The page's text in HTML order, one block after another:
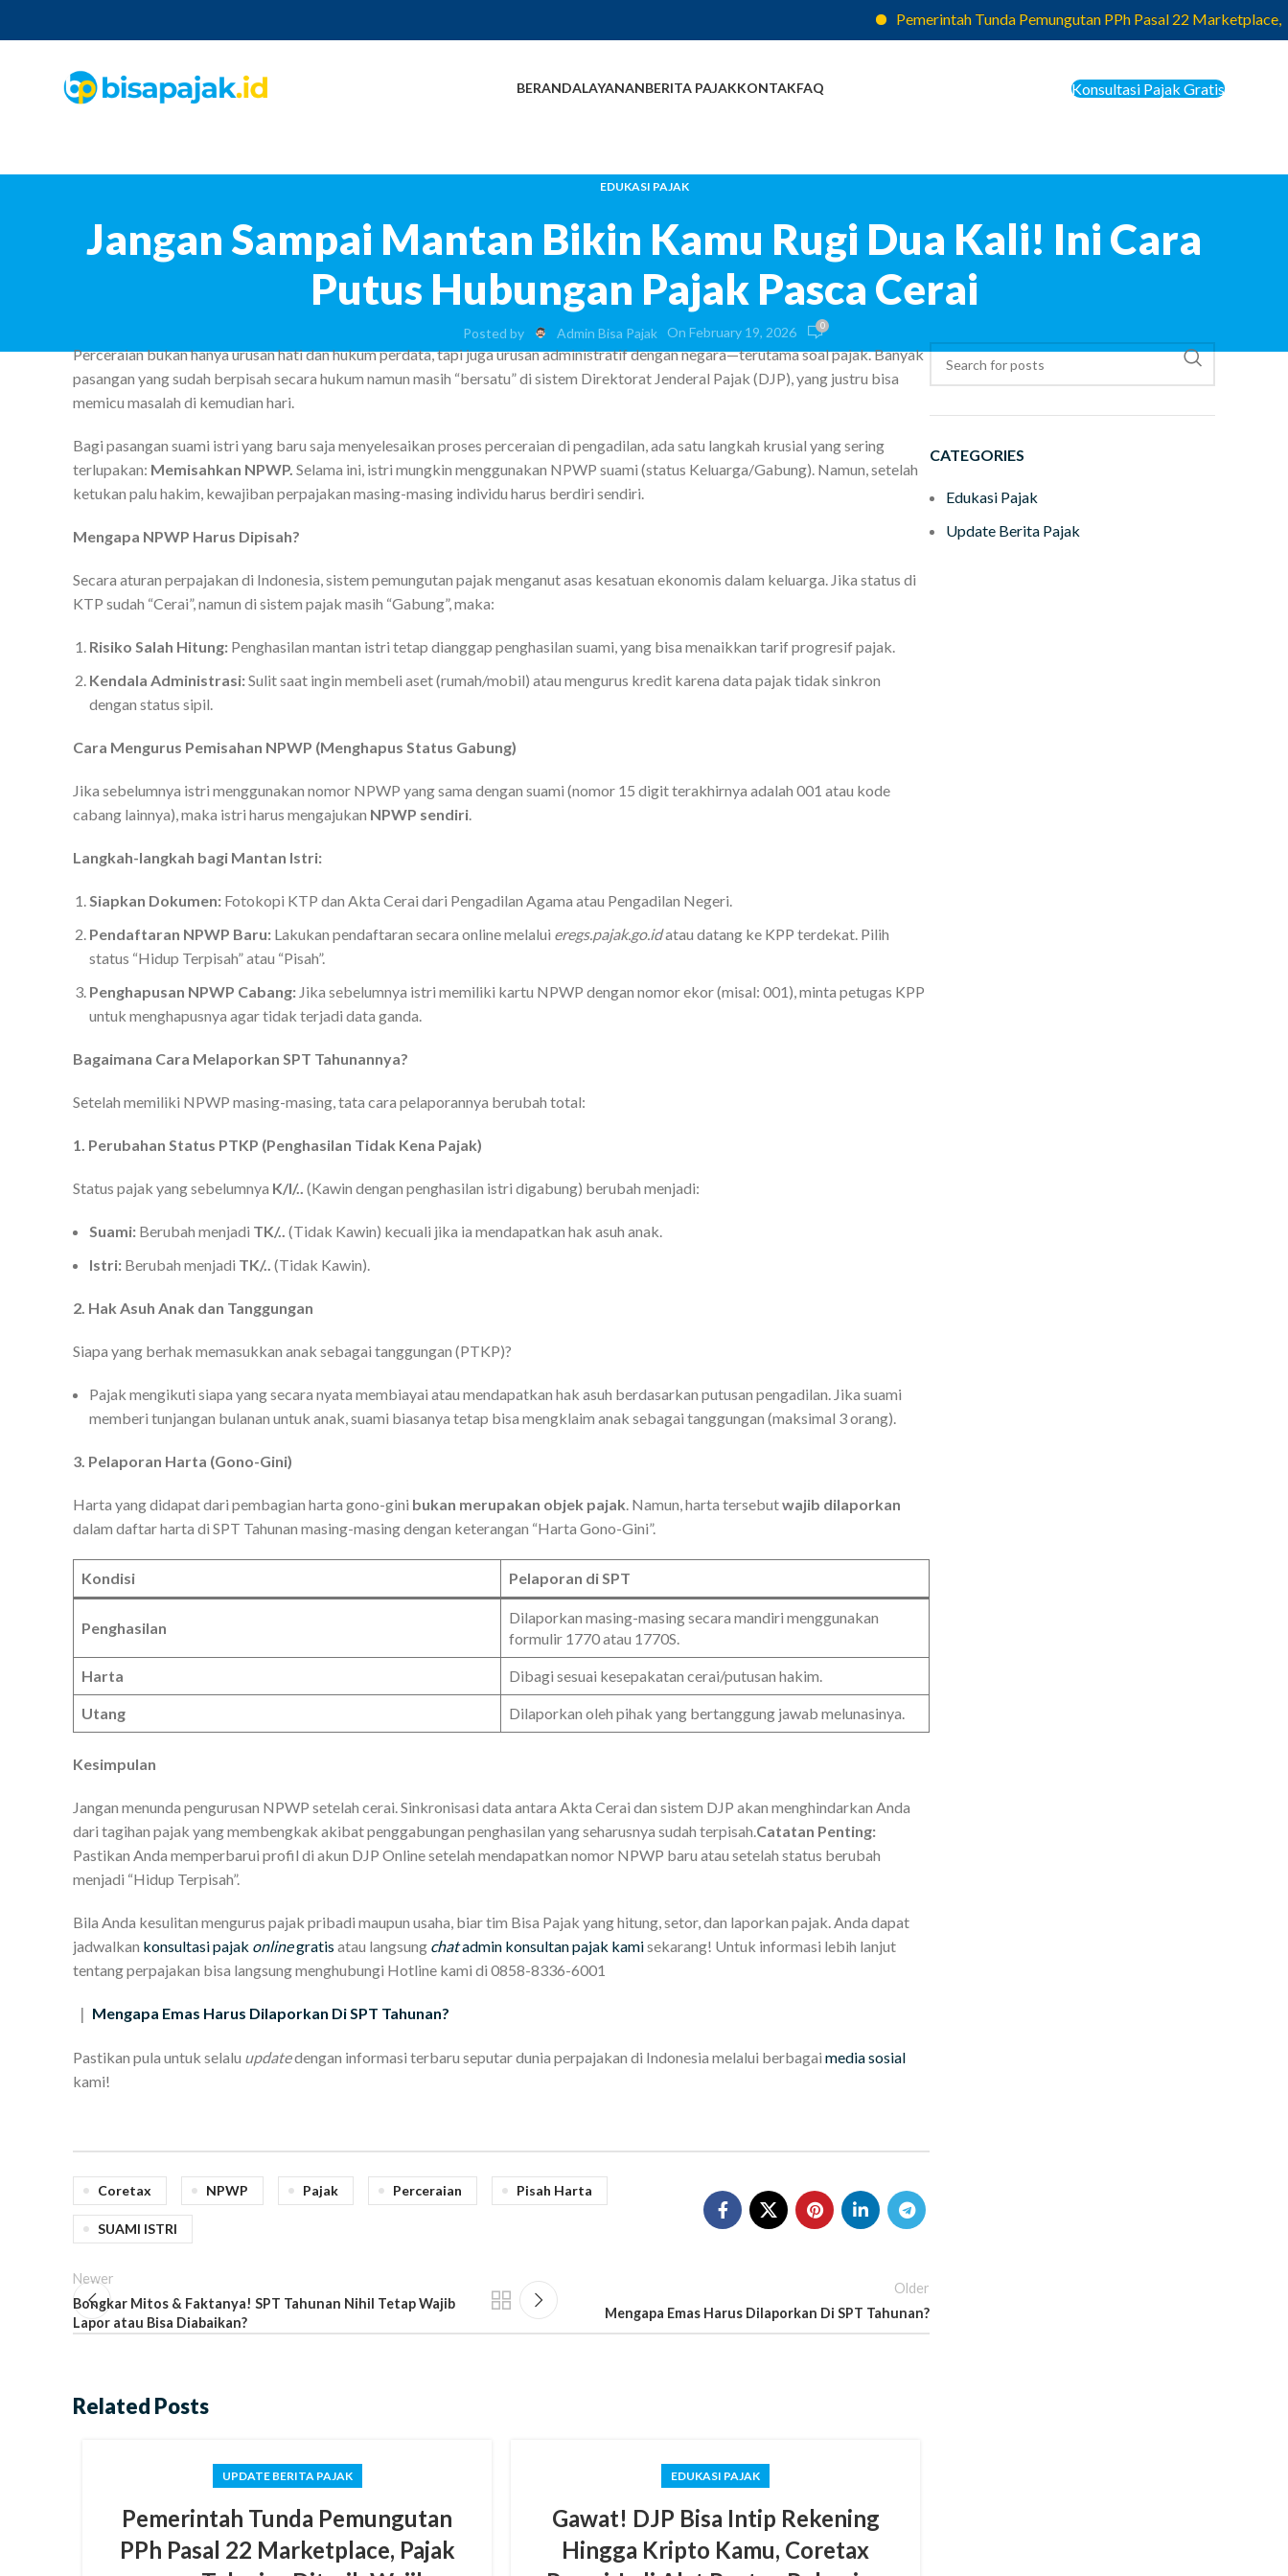
Pemerintah Tunda Pemungutan PPh Pasal 22 Marketplace,
BERANDALAYANANBERITA PAJAKKONTAKFAQ Konsultasi Pajak Gratis
EDUKASI PAJAK
Jangan Sampai Mantan Bikin Kamu Rugi Dua Kali! Ini Cara
Putus Hubungan Pajak Pasca Cerai
Posted by Admin Bisa Pajak On February 19, 2026 0
Perceraian bukan hanya urusan hati dan hukum perdata, tapi juga urusan administratif dengan negara—terutama soal pajak. Banyak
pasangan yang sudah berpisah secara hukum namun masih “bersatu” di sistem Direktorat Jenderal Pajak (DJP), yang justru bisa
memicu masalah di kemudian hari.
Bagi pasangan suami istri yang baru saja menyelesaikan proses perceraian di pengadilan, ada satu langkah krusial yang sering
terlupakan: Memisahkan NPWP. Selama ini, istri mungkin menggunakan NPWP suami (status Keluarga/Gabung). Namun, setelah
ketukan palu hakim, kewajiban perpajakan masing-masing individu harus berdiri sendiri.
Mengapa NPWP Harus Dipisah?
Secara aturan perpajakan di Indonesia, sistem pemungutan pajak menganut asas kesatuan ekonomis dalam keluarga. Jika status di
KTP sudah “Cerai”, namun di sistem pajak masih “Gabung”, maka:
Risiko Salah Hitung: Penghasilan mantan istri tetap dianggap penghasilan suami, yang bisa menaikkan tarif progresif pajak.
Kendala Administrasi:Sulit saat ingin membeli aset (rumah/mobil) atau mengurus kredit karena data pajak tidak sinkron
dengan status sipil.
Cara Mengurus Pemisahan NPWP (Menghapus Status Gabung)
Jika sebelumnya istri menggunakan nomor NPWP yang sama dengan suami (nomor 15 digit terakhirnya adalah 001 atau kode
cabang lainnya), maka istri harus mengajukan NPWP sendiri.
Langkah-langkah bagi Mantan Istri:
Siapkan Dokumen: Fotokopi KTP dan Akta Cerai dari Pengadilan Agama atau Pengadilan Negeri.
Pendaftaran NPWP Baru: Lakukan pendaftaran secara online melalui eregs.pajak.go.idatau datang ke KPP terdekat. Pilih
status “Hidup Terpisah” atau “Pisah”.
Penghapusan NPWP Cabang: Jika sebelumnya istri memiliki kartu NPWP dengan nomor ekor (misal: 001), minta petugas KPP
untuk menghapusnya agar tidak terjadi data ganda.
Bagaimana Cara Melaporkan SPT Tahunannya?
Setelah memiliki NPWP masing-masing, tata cara pelaporannya berubah total:
1. Perubahan Status PTKP (Penghasilan Tidak Kena Pajak)
Status pajak yang sebelumnya K/I/.. (Kawin dengan penghasilan istri digabung) berubah menjadi:
Suami: Berubah menjadi TK/.. (Tidak Kawin) kecuali jika ia mendapatkan hak asuh anak.
Istri: Berubah menjadi TK/.. (Tidak Kawin).
2. Hak Asuh Anak dan Tanggungan
Siapa yang berhak memasukkan anak sebagai tanggungan (PTKP)?
Pajak mengikuti siapa yang secara nyata membiayai atau mendapatkan hak asuh berdasarkan putusan pengadilan. Jika suami
memberi tunjangan bulanan untuk anak, suami biasanya tetap bisa mengklaim anak sebagai tanggungan (maksimal 3 orang).
3. Pelaporan Harta (Gono-Gini)
Harta yang didapat dari pembagian harta gono-gini bukan merupakan objek pajak. Namun, harta tersebutwajib dilaporkan
dalam daftar harta di SPT Tahunan masing-masing dengan keterangan “Harta Gono-Gini”.
Kondisi Pelaporan di SPT
Penghasilan
Dilaporkan masing-masing secara mandiri menggunakan
formulir 1770 atau 1770S.
Harta Dibagi sesuai kesepakatan cerai/putusan hakim.
Utang Dilaporkan oleh pihak yang bertanggung jawab melunasinya.
Kesimpulan
Jangan menunda pengurusan NPWP setelah cerai. Sinkronisasi data antara Akta Cerai dan sistem DJP akan menghindarkan Anda
dari tagihan pajak yang membengkak akibat penggabungan penghasilan yang seharusnya sudah terpisah.Catatan Penting:
Pastikan Anda memperbarui profil di akun DJP Online setelah mendapatkan nomor NPWP baru atau setelah status berubah
menjadi “Hidup Terpisah”.
Bila Anda kesulitan mengurus pajak pribadi maupun usaha, biar tim Bisa Pajak yang hitung, setor, dan laporkan pajak. Anda dapat
jadwalkan konsultasi pajak onlinegratis atau langsung chatadmin konsultan pajak kamisekarang! Untuk informasi lebih lanjut
tentang perpajakan bisa langsung menghubungi Hotline kami di 0858-8336-6001
| Mengapa Emas Harus Dilaporkan Di SPT Tahunan?
Pastikan pula untuk selalu updatedengan informasi terbaru seputar dunia perpajakan di Indonesia melalui berbagai media sosial
kami!
Coretax NPWP Pajak Perceraian Pisah Harta
SUAMI ISTRI
Newer
Bongkar Mitos & Faktanya! SPT Tahunan Nihil Tetap Wajib
Lapor atau Bisa Diabaikan?
Older
Mengapa Emas Harus Dilaporkan Di SPT Tahunan?
Related Posts
UPDATE BERITA PAJAK
Pemerintah Tunda Pemungutan
PPh Pasal 22 Marketplace, Pajak
EDUKASI PAJAK
Gawat! DJP Bisa Intip Rekening
Hingga Kripto Kamu, Coretax
CATEGORIES
Edukasi Pajak
Update Berita Pajak